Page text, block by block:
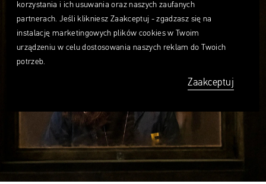
korzystania i ich usuwania oraz naszych zaufanych
partnerach. Jeśli klikniesz Zaakceptuj - zgadzasz się na
instalację marketingowych plików cookies w Twoim
urządzeniu w celu dostosowania naszych reklam do Twoich
potrzeb.
Zaakceptuj